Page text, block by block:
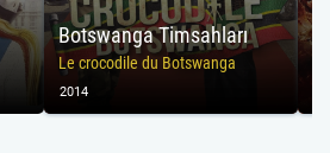
Botswanga Timsahları
Le crocodile du Botswanga
2014